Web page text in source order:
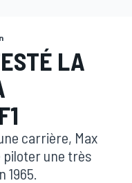
LA
carrière, Max
piloter une très
1965.